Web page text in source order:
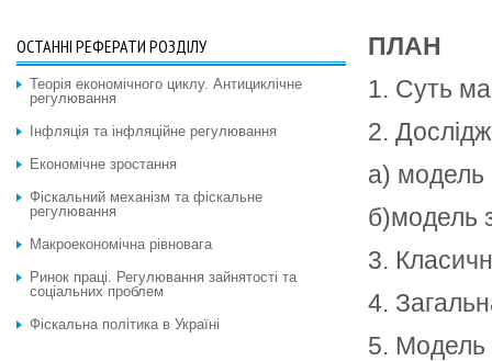
ПЛАН
1. Суть
2.
а) модель
б)модель
3.
4.
5. Модель
ОСТАННІ РЕФЕРАТИ РОЗДІЛУ
Теорія економічного циклу. Антициклічне
регулювання
Інфляція та інфляційне регулювання
Економічне зростання
Фіскальний механізм та фіскальне
регулювання
Макроекономічна рівновага
Ринок праці. Регулювання зайнятості та
соціальних проблем
Фіскальна політика в Україні